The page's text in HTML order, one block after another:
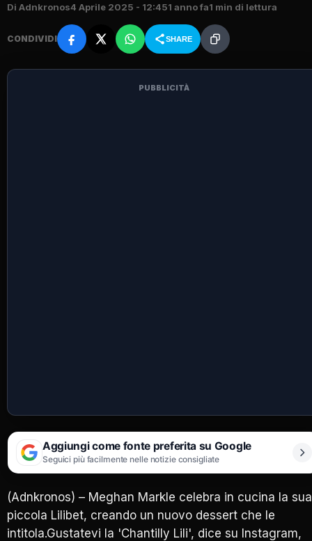
Di Adnkronos4 Aprile 2025 - 12:451 anno fa1 min di lettura
CONDIVIDI SHARE
PUBBLICITÀ
Aggiungi come fonte preferita su Google
Seguici più facilmente nelle notizie consigliate
(Adnkronos) – Meghan Markle celebra in cucina la sua
piccola Lilibet, creando un nuovo dessert che le
intitola.Gustatevi la 'Chantilly Lili', dice su Instagram,